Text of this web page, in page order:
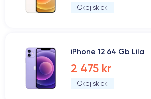
Okej skick
iPhone 12 64 Gb Lila
2 475 kr
Okej skick